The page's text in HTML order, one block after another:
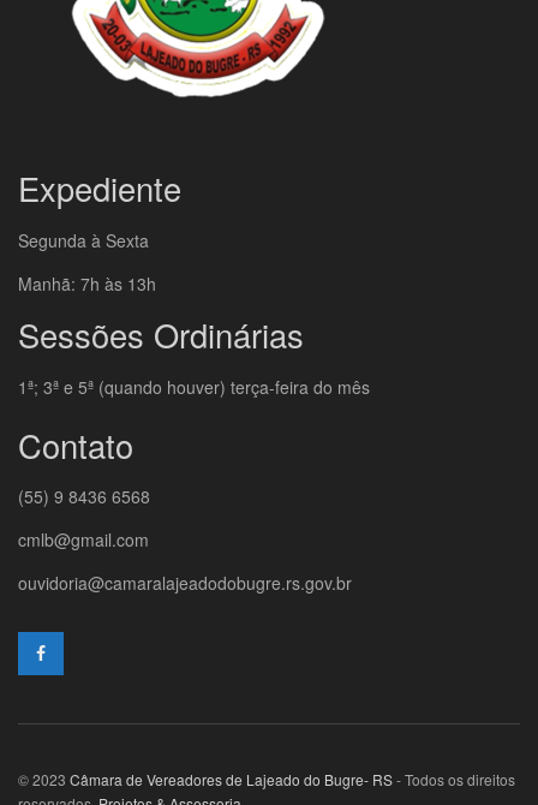
Expediente
Segunda à Sexta
Manhã: 7h às 13h
Sessões Ordinárias
1ª; 3ª e 5ª (quando houver) terça-feira do mês
Contato
(55) 9 8436 6568
cmlb@gmail.com
ouvidoria@camaralajeadodobugre.rs.gov.br
© 2023 Câmara de Vereadores de Lajeado do Bugre- RS- Todos os direitos